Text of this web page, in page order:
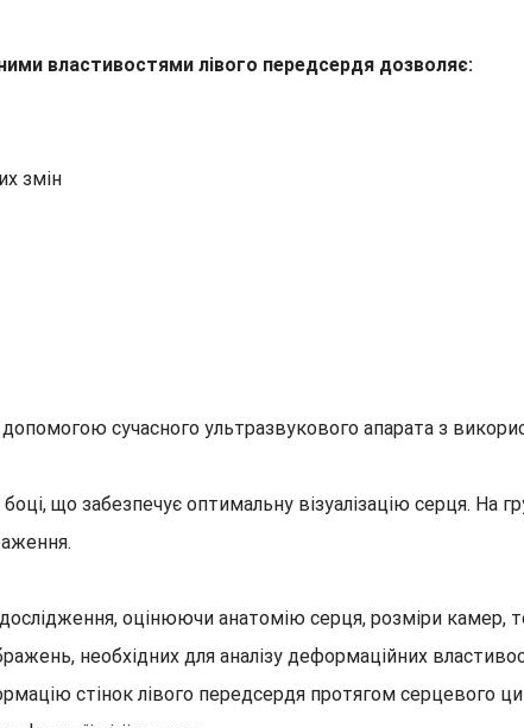
властивостями лівого передсердя дозволяє:
змін
сучасного ультразвукового апарата з
що забезпечує оптимальну візуалізацію серця. На
оцінюючи анатомію серця, розміри камер,
необхідних для аналізу деформаційних
стінок лівого передсердя протягом серцевого